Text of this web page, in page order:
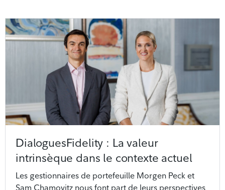
DialoguesFidelity : La valeur
intrinsèque dans le contexte actuel
Les gestionnaires de portefeuille Morgen Peck et
Sam Chamovitz nous font part de leurs perspectives